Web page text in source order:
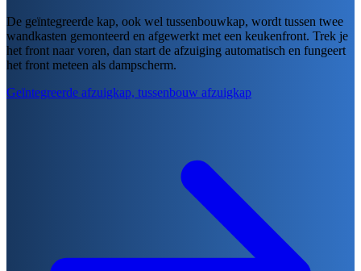
De geïntegreerde kap, ook wel tussenbouwkap, wordt tussen twee
wandkasten gemonteerd en afgewerkt met een keukenfront. Trek je
het front naar voren, dan start de afzuiging automatisch en fungeert
het front meteen als dampscherm.
Geïntegreerde afzuigkap, tussenbouw afzuigkap